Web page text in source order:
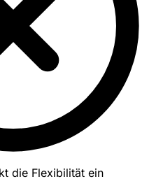
die Flexibilität ein